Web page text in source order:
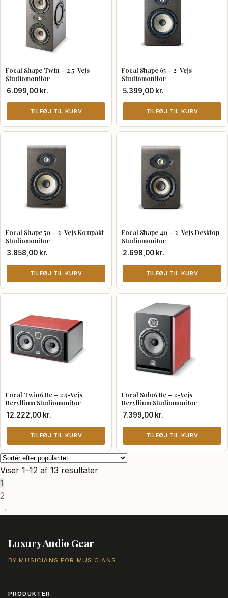
varianter.
Mulighederne
på
Focal Shape Twin – 2.5-Vejs
Studiomonitor
6.099,00 kr.
TILFØJ TIL KURV
Focal Shape 65 – 2-Vejs
Studiomonitor
5.399,00 kr.
TILFØJ TIL KURV
Focal Shape 50 – 2-Vejs Kompakt
Studiomonitor
3.858,00 kr.
TILFØJ TIL KURV
Focal Shape 40 – 2-Vejs Desktop
Studiomonitor
2.698,00 kr.
TILFØJ TIL KURV
Focal Twin6 Be – 2.5-Vejs
Beryllium Studiomonitor
12.222,00 kr.
TILFØJ TIL KURV
Focal Solo6 Be – 2-Vejs
Beryllium Studiomonitor
7.399,00 kr.
TILFØJ TIL KURV
Viser 1–12 af 13 resultaterSorteret
1
2
→
Luxury Audio Gear
BY MUSICIANS FOR MUSICIANS
PRODUKTER